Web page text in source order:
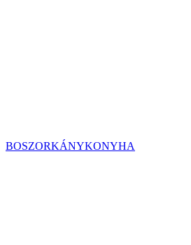
BOSZORKÁNYKONYHA